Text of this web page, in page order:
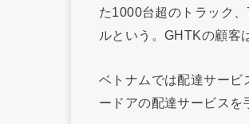
た1000台超のトラック
ルという。GHTKの顧客
ベトナムでは配達サービ
ードアの配達サービスを